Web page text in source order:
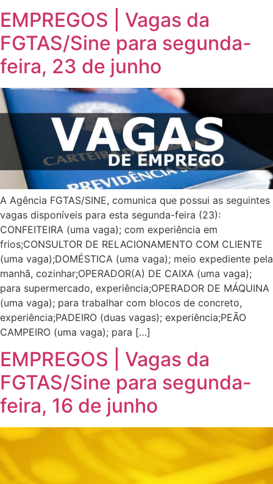
EMPREGOS | Vagas da
FGTAS/Sine para segunda-
feira, 23 de junho
A Agência FGTAS/SINE, comunica que possui as seguintes
vagas disponíveis para esta segunda-feira (23):
CONFEITEIRA (uma vaga); com experiência em
frios;CONSULTOR DE RELACIONAMENTO COM CLIENTE
(uma vaga);DOMÉSTICA (uma vaga); meio expediente pela
manhã, cozinhar;OPERADOR(A) DE CAIXA (uma vaga);
para supermercado, experiência;OPERADOR DE MÁQUINA
(uma vaga); para trabalhar com blocos de concreto,
experiência;PADEIRO (duas vagas); experiência;PEÃO
CAMPEIRO (uma vaga); para […]
EMPREGOS | Vagas da
FGTAS/Sine para segunda-
feira, 16 de junho